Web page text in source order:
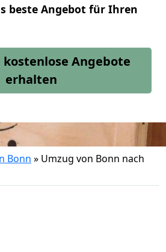
beste Angebot für Ihren
Angebote
erhalten
Bonn » Umzug von Bonn nach